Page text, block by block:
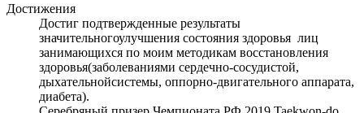
Достижения
Достиг подтвержденные результаты
значительногоулучшения состояния здоровья лиц
занимающихся по моим методикам восстановления
здоровья(заболеваниями сердечно-сосудистой,
дыхательнойсистемы, оппорно-двигательного аппарата,
диабета).